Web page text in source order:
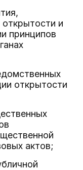
и
принципов
открытости
актов;